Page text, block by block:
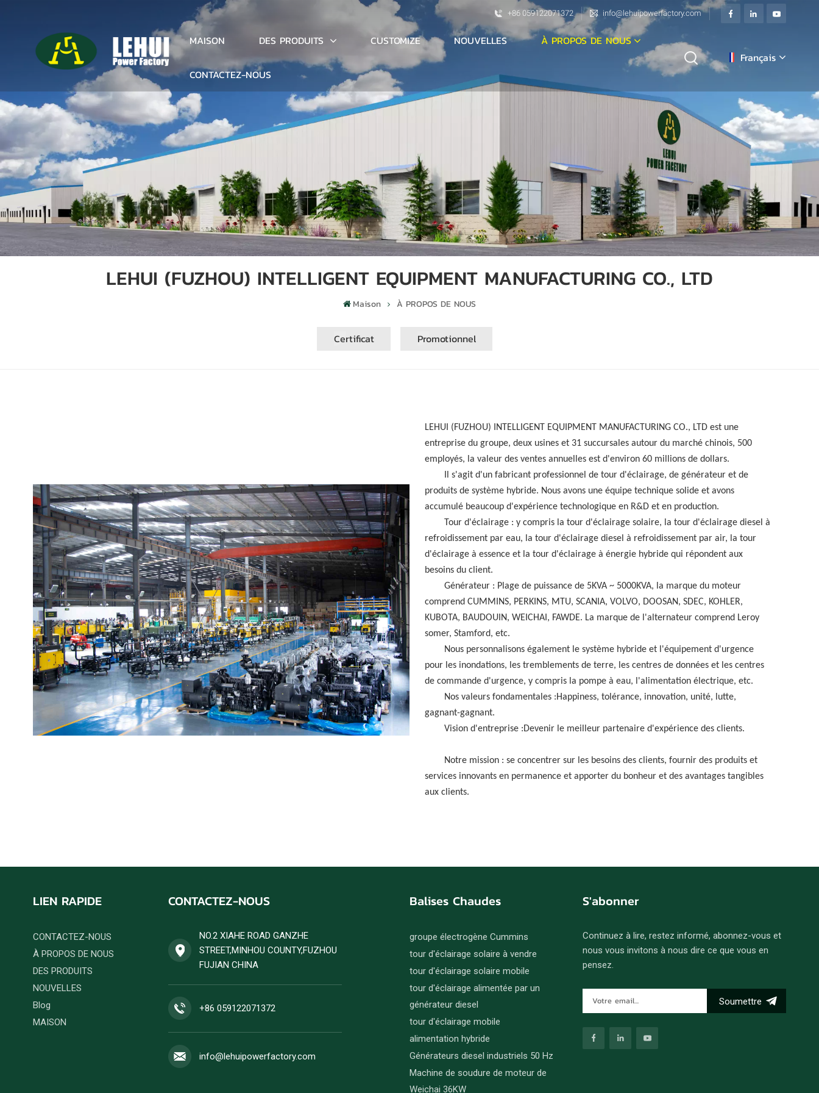
+86 059122071372 info@lehuipowerfactory.com
MAISON DES PRODUITS CUSTOMIZE NOUVELLES À PROPOS DE NOUS
CONTACTEZ-NOUS
Français
English
français
italiano
русский
español
LEHUI (FUZHOU) INTELLIGENT EQUIPMENT MANUFACTURING CO., LTD
Maison À PROPOS DE NOUS
Certificat Promotionnel
LEHUI (FUZHOU) INTELLIGENT EQUIPMENT MANUFACTURING CO., LTD est une
entreprise du groupe, deux usines et 31 succursales autour du marché chinois, 500
employés, la valeur des ventes annuelles est d'environ 60 millions de dollars.
Il s'agit d'un fabricant professionnel de tour d'éclairage, de générateur et de
produits de système hybride. Nous avons une équipe technique solide et avons
accumulé beaucoup d'expérience technologique en R&D et en production.
Tour d'éclairage : y compris la tour d'éclairage solaire, la tour d'éclairage diesel à
refroidissement par eau, la tour d'éclairage diesel à refroidissement par air, la tour
d'éclairage à essence et la tour d'éclairage à énergie hybride qui répondent aux
besoins du client.
Générateur : Plage de puissance de 5KVA ~ 5000KVA, la marque du moteur
comprend CUMMINS, PERKINS, MTU, SCANIA, VOLVO, DOOSAN, SDEC, KOHLER,
KUBOTA, BAUDOUIN, WEICHAI, FAWDE. La marque de l'alternateur comprend Leroy
somer, Stamford, etc.
Nous personnalisons également le système hybride et l'équipement d'urgence
pour les inondations, les tremblements de terre, les centres de données et les centres
de commande d'urgence, y compris la pompe à eau, l'alimentation électrique, etc.
Nos valeurs fondamentales :Happiness, tolérance, innovation, unité, lutte,
gagnant-gagnant.
Vision d'entreprise :Devenir le meilleur partenaire d'expérience des clients.
Notre mission : se concentrer sur les besoins des clients, fournir des produits et
services innovants en permanence et apporter du bonheur et des avantages tangibles
aux clients.
LIEN RAPIDE
CONTACTEZ-NOUS
À PROPOS DE NOUS
DES PRODUITS
NOUVELLES
Blog
MAISON
CONTACTEZ-NOUS
NO.2 XIAHE ROAD GANZHE
STREET,MINHOU COUNTY,FUZHOU
FUJIAN CHINA
+86 059122071372
info@lehuipowerfactory.com
Balises Chaudes
groupe électrogène Cummins
tour d'éclairage solaire à vendre
tour d'éclairage solaire mobile
tour d'éclairage alimentée par un
générateur diesel
tour d'éclairage mobile
alimentation hybride
Générateurs diesel industriels 50 Hz
Machine de soudure de moteur de
Weichai 36KW
S'abonner
Continuez à lire, restez informé, abonnez-vous et
nous vous invitons à nous dire ce que vous en
pensez.
Soumettre